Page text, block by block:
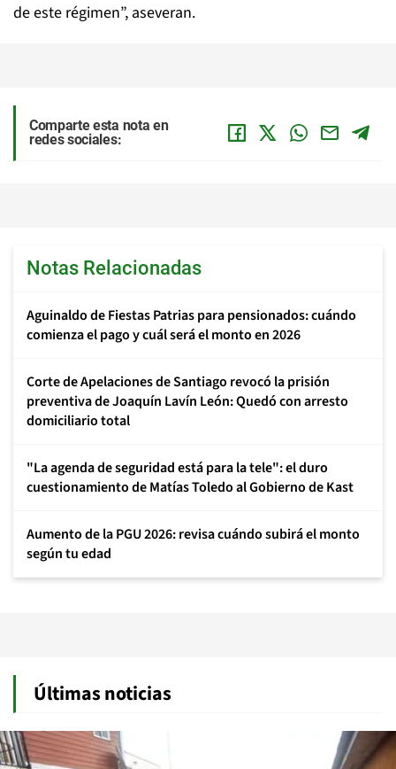
de este régimen”, aseveran.
Comparte esta nota en
redes sociales:
Notas Relacionadas
Aguinaldo de Fiestas Patrias para pensionados: cuándo
comienza el pago y cuál será el monto en 2026
Corte de Apelaciones de Santiago revocó la prisión
preventiva de Joaquín Lavín León: Quedó con arresto
domiciliario total
"La agenda de seguridad está para la tele": el duro
cuestionamiento de Matías Toledo al Gobierno de Kast
Aumento de la PGU 2026: revisa cuándo subirá el monto
según tu edad
Últimas noticias